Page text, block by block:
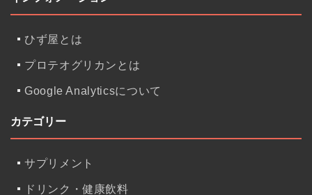
ひず屋とは
プロテオグリカンとは
Google Analyticsについて
カテゴリー
サプリメント
ドリンク・健康飲料